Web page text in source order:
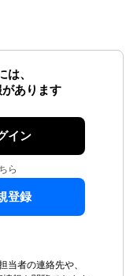
は、
あります
イン
ら
登録
当者の連絡先や、